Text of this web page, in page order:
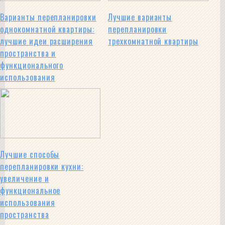
Варианты перепланировки
однокомнатной квартиры:
лучшие идеи расширения
пространства и
функционального
использования
Лучшие варианты
перепланировки
трехкомнатной квартиры
Лучшие способы
перепланировки кухни:
увеличение и
функциональное
использования
пространства